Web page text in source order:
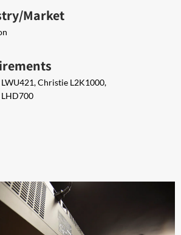
Market
Christie L2K1000,